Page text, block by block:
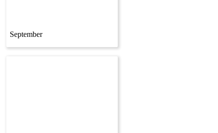
September